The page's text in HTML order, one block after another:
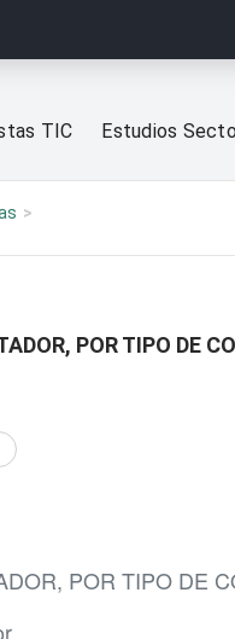
TIC Estudios
POR TIPO DE
POR TIPO DE